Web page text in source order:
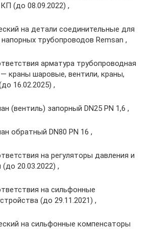
(до 08.09.2022) ,
на детали соединительные для
трубопроводов Remsan ,
арматура трубопроводная
краны шаровые, вентили, краны,
16.02.2025) ,
(вентиль) запорный DN25 PN 1,6 ,
обратный DN80 PN 16 ,
на регуляторы давления и
20.03.2022) ,
на сильфонные
(до 29.11.2021) ,
на сильфонные компенсаторы